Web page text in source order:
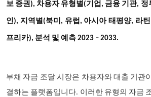
보 증권), 차용자 유형별(기업, 금융 기관, 정
인), 지역별(북미, 유럽, 아시아 태평양, 라
프리카), 분석 및 예측 2023 – 2033.
부채 자금 조달 시장은 차용자와 대출 기관
결하는 플랫폼입니다. 이러한 유형의 자금